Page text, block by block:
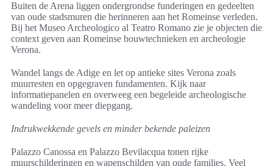
Buiten de Arena liggen ondergrondse funderingen en gedeelten
van oude stadsmuren die herinneren aan het Romeinse verleden.
Bij het Museo Archeologico al Teatro Romano zie je objecten die
context geven aan Romeinse bouwtechnieken en archeologie
Verona.
Wandel langs de Adige en let op antieke sites Verona zoals
muurresten en opgegraven fundamenten. Kijk naar
informatiepanelen en overweeg een begeleide archeologische
wandeling voor meer diepgang.
Indrukwekkende gevels en minder bekende paleizen
Palazzo Canossa en Palazzo Bevilacqua tonen rijke
muurschilderingen en wapenschilden van oude families. Veel